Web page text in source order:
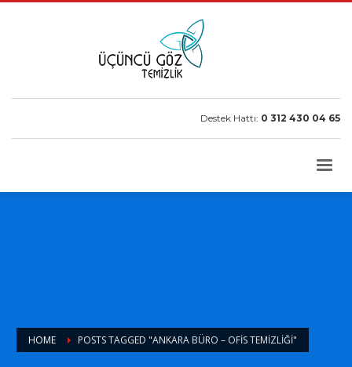
Destek Hattı: 0 312 430 04 65
HOME POSTS TAGGED "ANKARA BÜRO – OFIS TEMIZLIĞI"